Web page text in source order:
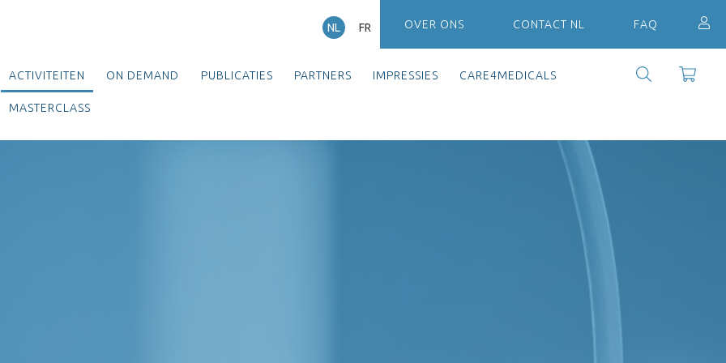
NL FR OVER ONS CONTACT NL FAQ
ACTIVITEITEN
MASTERCLASS
ON DEMAND PUBLICATIES PARTNERS IMPRESSIES CARE4MEDICALS